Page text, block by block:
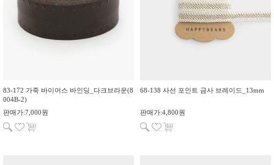
83-172 가죽 바이어스 바인딩_다크브라운(8
004B-2)
판매가:7,000원
68-138 사선 포인트 금사 브레이드_13mm
판매가:4,800원